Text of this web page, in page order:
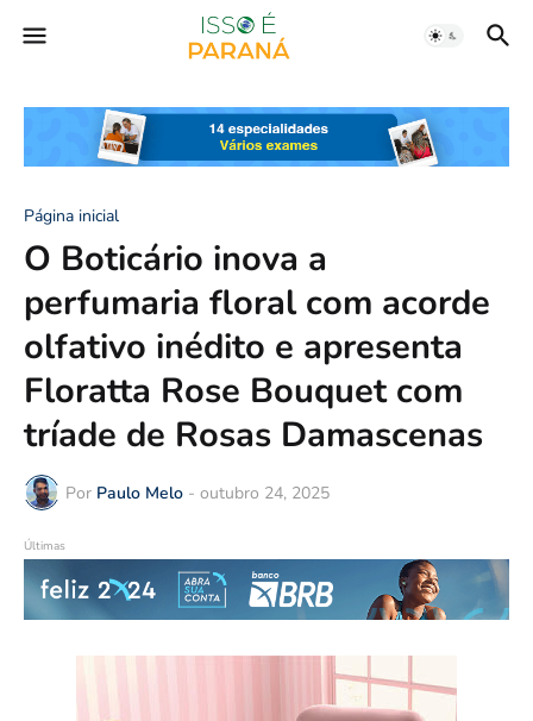
Página inicial
O Boticário inova a
perfumaria floral com acorde
olfativo inédito e apresenta
Floratta Rose Bouquet com
tríade de Rosas Damascenas
Por Paulo Melo - outubro 24, 2025
Últimas